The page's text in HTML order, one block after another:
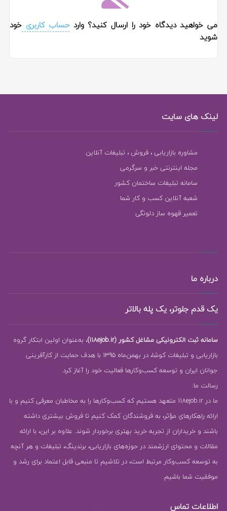
می خواهید دیدگاه خود را ارسال کنید؟ واردحساب کاربریخود
شوید
لینک های سایت
مشاوره بازاریابی ، فروش ، تبلیغات آنلاین
مجله اینترنتی خبر و سرگرمی
سامانه تبلیغات ساختمان کشور
شعبه آنلاین کسب و کار شما
تعمیر قهوه ساز دلونگی
درباره ما
یک قدم جلوتر، یک پله بالاتر
سامانه ثبت الکترونیکی مشاغل کشور (118ejob.ir)
، به‌عنوان اولین ابتکار گروه
بازاریابی و تبلیغات کوشا، در بهمن‌ماه 1395 با هدف حمایت از کارآفرینی
جوانان ایران و توسعه کسب‌وکارها فعالیت خود را آغاز کرد.
رسالت ما:
ما در 118ejob.ir متعهد هستیم که کسب‌وکارها را به مخاطبان معرفی کنیم و با
ارائه راهکارهای مؤثر، به فروشندگان کمک کنیم تا فروش بیشتری داشته
باشند و خریداران از تجربه خرید بهتری برخوردار شوند. علاوه بر این، با ارائه
مقالات و محتوای ارزشمند در حوزه‌های بازاریابی، برندینگ، تبلیغات و هر آنچه
به توسعه کسب‌وکار مرتبط است، در تلاشیم تا منبعی قابل اعتماد برای رشد و
موفقیت شما باشیم.
اطلاعات تماس